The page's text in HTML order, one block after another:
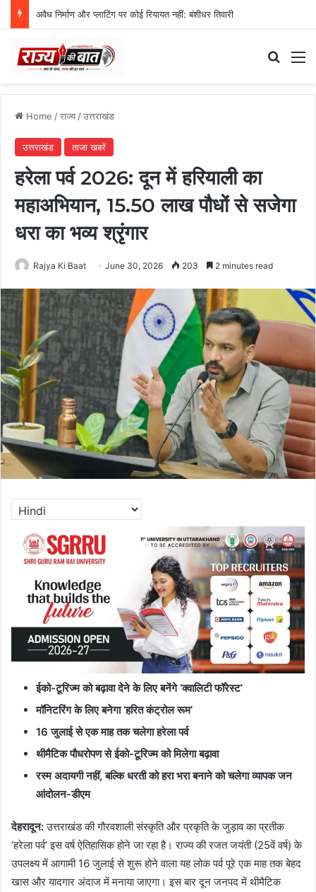
अवैध निर्माण और प्लाटिंग पर कोई रियायत नहीं: बंशीधर तिवारी
Home /राज्य/उत्तराखंड
उत्तराखंड ताजा खबरें
हरेला पर्व 2026: दून में हरियाली का
महाअभियान, 15.50 लाख पौधों से सजेगा
धरा का भव्य श्रृंगार
Rajya Ki Baat June 30, 2026 203 2 minutes read
ईको-टूरिज्म को बढ़ावा देने के लिए बनेंगे ‘क्वालिटी फॉरेस्ट’
मॉनिटरिंग के लिए बनेगा ‘हरित कंट्रोल रूम’
16 जुलाई से एक माह तक चलेगा हरेला पर्व
थीमैटिक पौधरोपण से ईको-टूरिज्म को मिलेगा बढ़ावा
रस्म अदायगी नहीं, बल्कि धरती को हरा भरा बनाने को चलेगा व्यापक जन
आंदोलन-डीएम
देहरादून:उत्तराखंड की गौरवशाली संस्कृति और प्रकृति के जुड़ाव का प्रतीक
‘हरेला पर्व’ इस वर्ष ऐतिहासिक होने जा रहा है। राज्य की रजत जयंती (25वें वर्ष) के
उपलक्ष्य में आगामी 16 जुलाई से शुरू होने वाला यह लोक पर्व पूरे एक माह तक बेहद
खास और यादगार अंदाज में मनाया जाएगा। इस बार दून जनपद में थीमैटिक